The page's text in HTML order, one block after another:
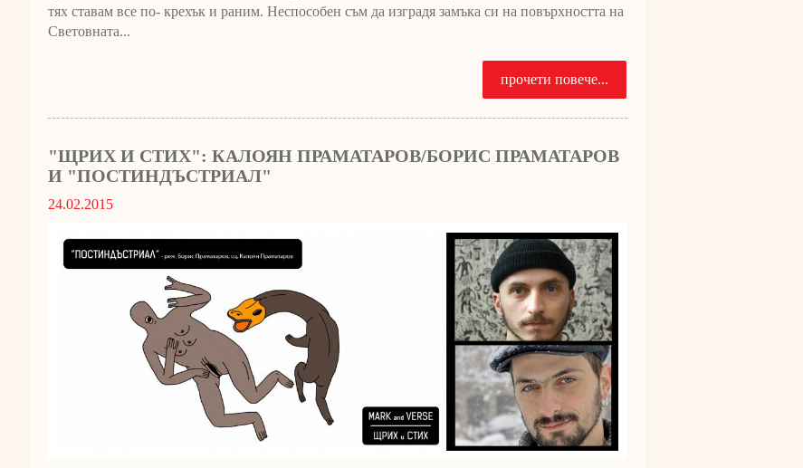
тях ставам все по- крехък и раним. Неспособен съм да изградя замъка си на повърхността на
Световната...
прочети повече...
"ЩРИХ И СТИХ": КАЛОЯН ПРАМАТАРОВ/БОРИС ПРАМАТАРОВ
И "ПОСТИНДЪСТРИАЛ"
24.02.2015